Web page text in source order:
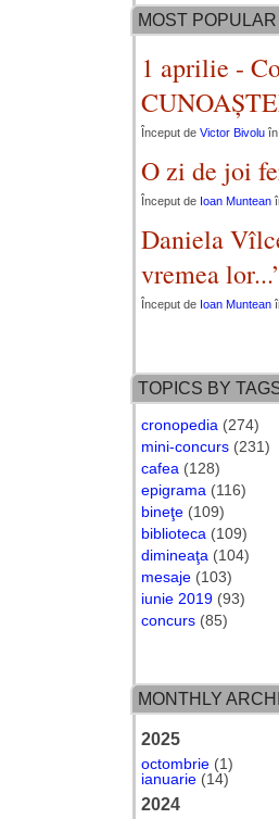
MOST
1 aprilie -
Început de Victor Bivolu în
O zi de joi
Început de Ioan Muntean
Daniela
vremea
Început de Ioan Muntean
TOPICS BY
cronopedia (274)
mini-concurs (231)
cafea (128)
epigrama (116)
bineţe (109)
biblioteca (109)
dimineaţa (104)
mesaje (103)
iunie 2019 (93)
concurs (85)
MONTHLY
2025
octombrie (1)
ianuarie (14)
2024